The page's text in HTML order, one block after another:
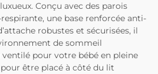
Conçu avec des parois
une base renforcée anti-
robustes et sécurisées, il
de sommeil
pour votre bébé en pleine
être placé à côté du lit